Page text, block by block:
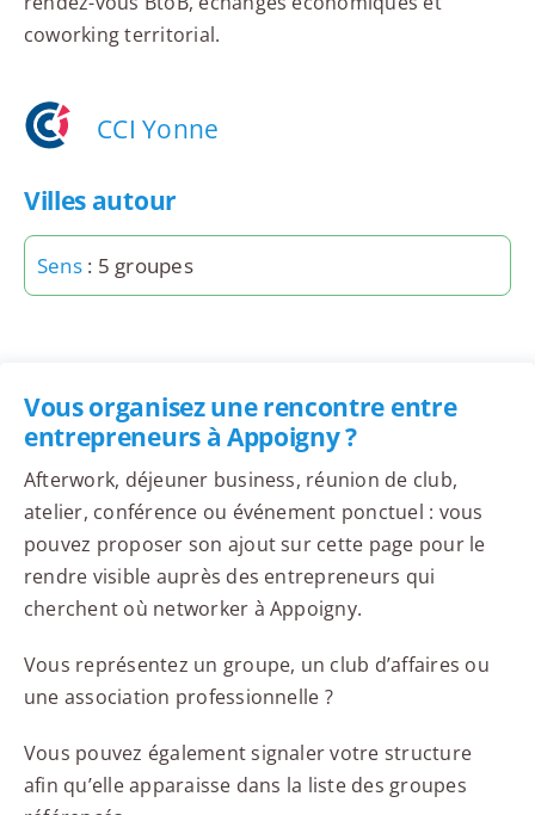
coworking territorial.
CCI Yonne
Villes autour
Sens: 5 groupes
Vous organisez une rencontre entre
entrepreneurs à Appoigny ?
Afterwork, déjeuner business, réunion de club,
atelier, conférence ou événement ponctuel : vous
pouvez proposer son ajout sur cette page pour le
rendre visible auprès des entrepreneurs qui
cherchent où networker à Appoigny.
Vous représentez un groupe, un club d’affaires ou
une association professionnelle ?
Vous pouvez également signaler votre structure
afin qu’elle apparaisse dans la liste des groupes